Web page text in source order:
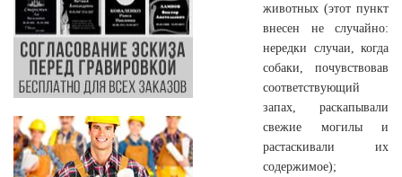
животных (этот пункт
внесен не случайно:
нередки случаи, когда
собаки, почувствовав
соответствующий
запах, раскапывали
свежие могилы и
растаскивали их
содержимое);